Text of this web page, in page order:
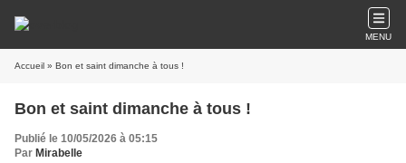
MENU
Accueil » Bon et saint dimanche à tous !
Bon et saint dimanche à tous !
Publié le 10/05/2026 à 05:15
Par Mirabelle